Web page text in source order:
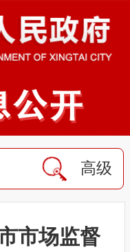
高级
市场监督